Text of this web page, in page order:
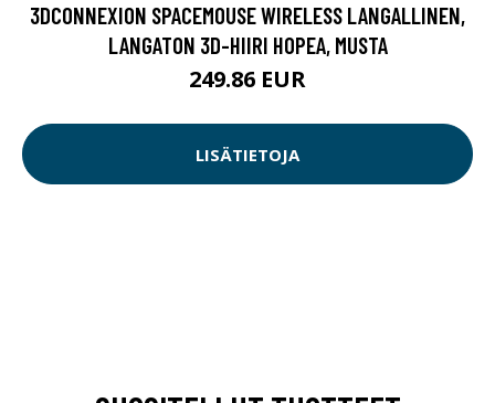
3DCONNEXION SPACEMOUSE WIRELESS LANGALLINEN,
LANGATON 3D-HIIRI HOPEA, MUSTA
249.86 EUR
LISÄTIETOJA